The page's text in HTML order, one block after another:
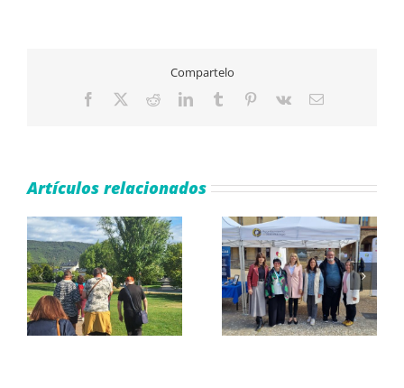
Compartelo
Facebook RedditLinkedInTumblr Pinterest
Vk
Correo
Artículos relacionados
ASAPME Aragón
divulga su trabajo en
Zaragoza, Sabiñánigo
y Casetas
El IV Ciclo de Salud
Mental Infantojuvenil
aborda el fenómeno
del bullying